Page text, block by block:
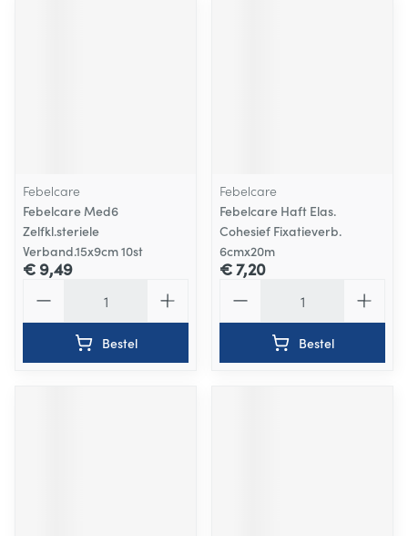
Febelcare
Febelcare Med6
Zelfkl.steriele
Verband.15x9cm 10st
€ 9,49
Bestel
Febelcare
Febelcare Haft Elas.
Cohesief Fixatieverb.
6cmx20m
€ 7,20
Bestel